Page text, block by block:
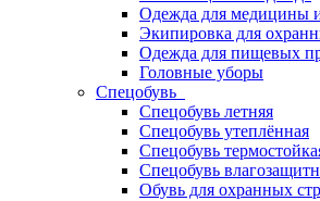
Одежда для медицины
Экипировка для
Одежда для пищевых
Головные уборы
Спецобувь
Спецобувь летняя
Спецобувь утеплённая
Спецобувь
Спецобувь
Обувь для охранных